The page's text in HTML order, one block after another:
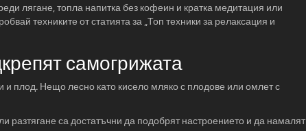
лягане, топла напитка без кофеин и кратка медитация или
техниките от статията за „Топ техники за релаксация и
самогрижата
плод. Нещо лесно като кисело мляко с плодове или омлет с
са достатъчни да подобрят настроението и да намалят